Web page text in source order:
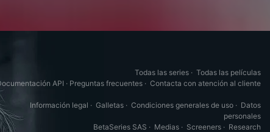
Todas las series · Todas las películas
API · Preguntas frecuentes · Contacta con atención al cliente
Información legal · Galletas · Condiciones generales de uso · Datos
personales
BetaSeries SAS · Medias · Screeners · Research